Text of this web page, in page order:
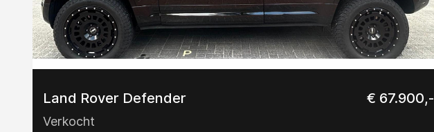
Land Rover Defender
Verkocht
€ 67.900,-